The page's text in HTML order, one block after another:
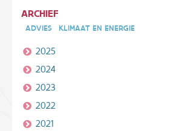
ARCHIEF
ADVIES KLIMAAT EN ENERGIE
2025
2024
2023
2022
2021